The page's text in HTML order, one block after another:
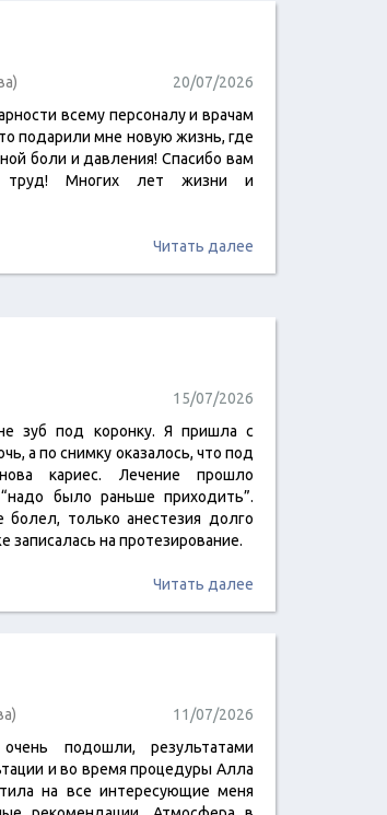
20/07/2026
всему персоналу и врачам
подарили мне новую жизнь, где
боли и давления! Спасибо вам
труд! Многих лет жизни и
Читать далее
15/07/2026
зуб под коронку. Я пришла с
а по снимку оказалось, что под
кариес. Лечение прошло
было раньше приходить”.
болел, только анестезия долго
на протезирование.
Читать далее
11/07/2026
подошли, результатами
и во время процедуры Алла
на все интересующие меня